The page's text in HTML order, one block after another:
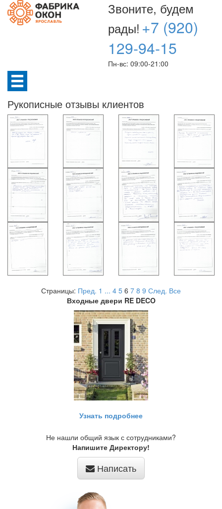
Звоните, будем
рады! +7 (920)
129-94-15
Пн-вс: 09:00-21:00
Рукописные отзывы клиентов
Страницы: Пред. 1 ... 4 5 6 7 8 9 След. Все
Входные двери RE DECO
Узнать подробнее
Не нашли общий язык с сотрудниками?
Напишите Директору!
Написать